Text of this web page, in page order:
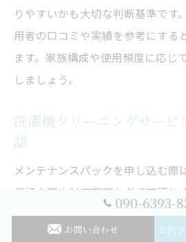
りやすいかも大切な判断基準です
用者の口コミや実績を参考にする
ます。家族構成や使用頻度に応じ
しましょう。
洗濯機クリーニングサービ
認
メンテナンスパックを申し込む際
保証内容や対応期間を必ず確認し
ビスでは、作業後一定期間の動作
対応が含まれています。特に「パ
090-6393-
お問い合わせ 公式